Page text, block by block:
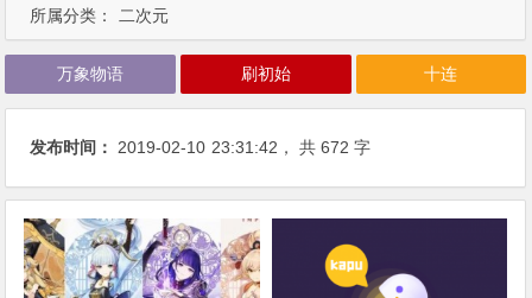
所属分类： 二次元
万象物语 刷初始 十连
发布时间： 2019-02-10 23:31:42 ， 共 672 字